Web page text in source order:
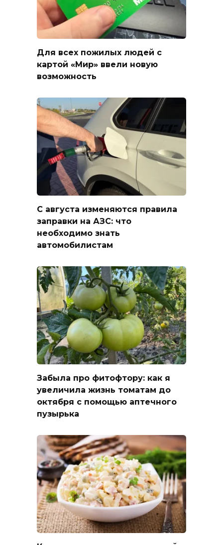
Для всех пожилых людей с
картой «Мир» ввели новую
возможность
С августа изменяются правила
заправки на АЗС: что
необходимо знать
автомобилистам
Забыла про фитофтору: как я
увеличила жизнь томатам до
октября с помощью аптечного
пузырька